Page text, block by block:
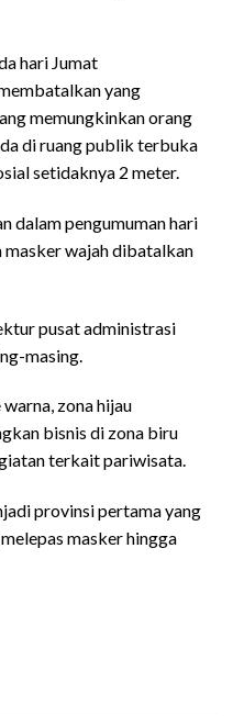
hari Jumat
yang
memungkinkan orang
di ruang publik terbuka
setidaknya 2 meter.
dalam pengumuman hari
masker wajah dibatalkan
pusat administrasi
masing.
zona hijau
bisnis di zona biru
terkait pariwisata.
provinsi pertama yang
masker hingga